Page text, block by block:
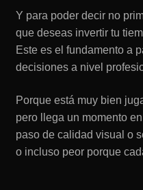
Y para poder decir no
que deseas invertir tu
Este es el fundamento a
decisiones a nivel
Porque está muy bien
pero llega un momento
paso de calidad visual o
o incluso peor porque